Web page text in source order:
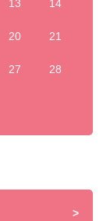
13 14
20 21
27 28